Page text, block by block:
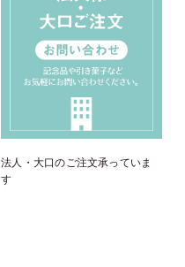
法人・大口のご注文承っていま
す